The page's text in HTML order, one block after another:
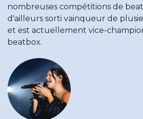
nombreuses compétitions de
d'ailleurs sorti vainqueur de
et est actuellement vice-
beatbox.